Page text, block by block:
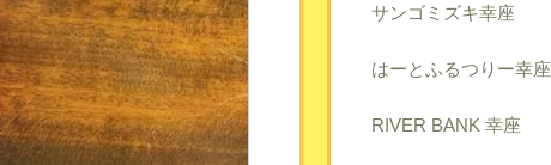
サンゴミズキ幸座
はーとふるつりー幸座
RIVER BANK 幸座